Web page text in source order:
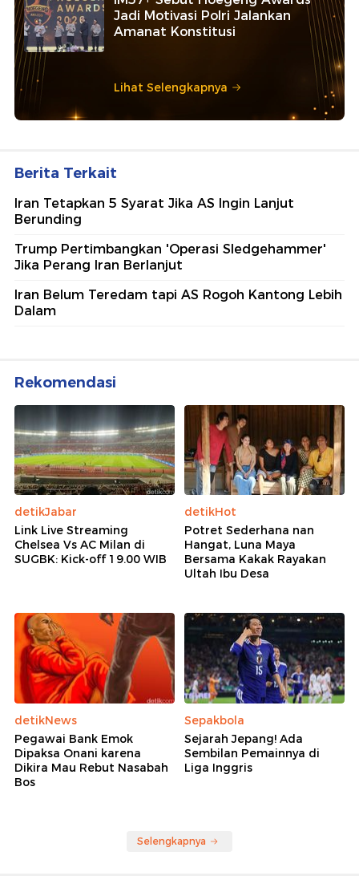
Jadi Motivasi Polri Jalankan
Amanat Konstitusi
Lihat Selengkapnya
Berita Terkait
Iran Tetapkan 5 Syarat Jika AS Ingin Lanjut
Berunding
Trump Pertimbangkan 'Operasi Sledgehammer'
Jika Perang Iran Berlanjut
⁠Iran Belum Teredam tapi AS Rogoh Kantong Lebih
Dalam
Rekomendasi
detikJabar
Link Live Streaming
Chelsea Vs AC Milan di
SUGBK: Kick-off 19.00 WIB
detikHot
Potret Sederhana nan
Hangat, Luna Maya
Bersama Kakak Rayakan
Ultah Ibu Desa
detikNews
Pegawai Bank Emok
Dipaksa Onani karena
Dikira Mau Rebut Nasabah
Bos
Sepakbola
Sejarah Jepang! Ada
Sembilan Pemainnya di
Liga Inggris
Selengkapnya